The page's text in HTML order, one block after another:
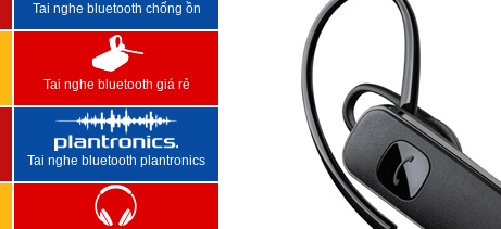
Tai nghe bluetooth chống ồn
Tai nghe bluetooth giá rẻ
Tai nghe bluetooth plantronics